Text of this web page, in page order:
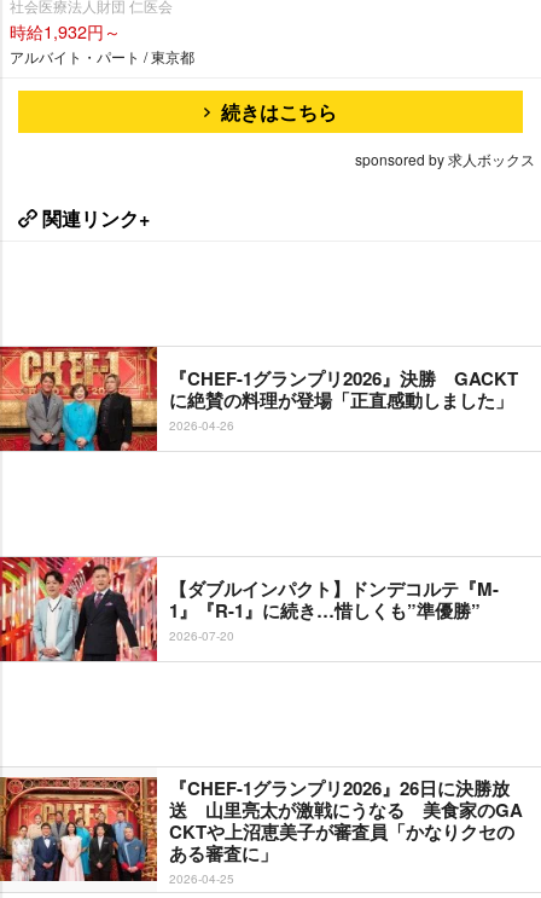
社会医療法人財団 仁医会
時給1,932円～
アルバイト・パート / 東京都
続きはこちら
sponsored by 求人ボックス
関連リンク+
『CHEF-1グランプリ2026』決勝 GACKT
に絶賛の料理が登場「正直感動しました」
2026-04-26
【ダブルインパクト】ドンデコルテ『M-
1』『R-1』に続き…惜しくも”準優勝”
2026-07-20
『CHEF-1グランプリ2026』26日に決勝放
送 山里亮太が激戦にうなる 美食家のGA
CKTや上沼恵美子が審査員「かなりクセの
ある審査に」
2026-04-25